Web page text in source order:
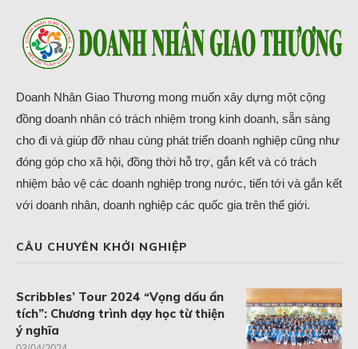
Doanh Nhân Giao Thương mong muốn xây dựng một cộng
đồng doanh nhân có trách nhiệm trong kinh doanh, sẵn sàng
cho đi và giúp đỡ nhau cùng phát triển doanh nghiệp cũng như
đóng góp cho xã hội, đồng thời hỗ trợ, gắn kết và có trách
nhiệm bảo vệ các doanh nghiệp trong nước, tiến tới và gắn kết
với doanh nhân, doanh nghiệp các quốc gia trên thế giới.
CÂU CHUYÊN KHỞI NGHIỆP
Scribbles’ Tour 2024 “Vọng dấu ẩn
tích”: Chương trình dạy học từ thiện
ý nghĩa